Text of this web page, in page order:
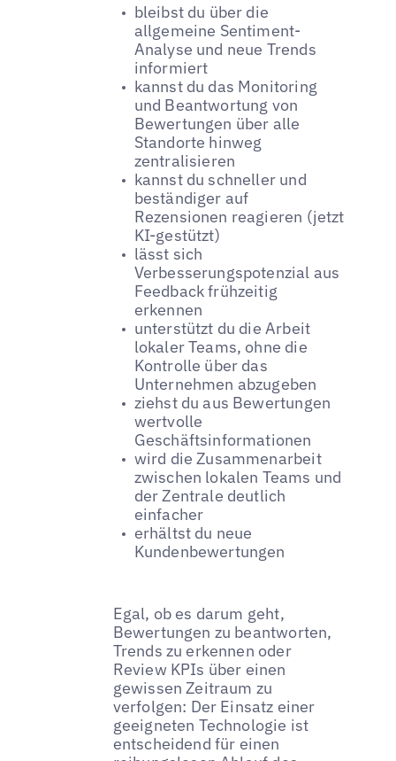
bleibst du über die
allgemeine Sentiment-
Analyse und neue Trends
informiert
kannst du das Monitoring
und Beantwortung von
Bewertungen über alle
Standorte hinweg
zentralisieren
kannst du schneller und
beständiger auf
Rezensionen reagieren (jetzt
KI-gestützt)
lässt sich
Verbesserungspotenzial aus
Feedback frühzeitig
erkennen
unterstützt du die Arbeit
lokaler Teams, ohne die
Kontrolle über das
Unternehmen abzugeben
ziehst du aus Bewertungen
wertvolle
Geschäftsinformationen
wird die Zusammenarbeit
zwischen lokalen Teams und
der Zentrale deutlich
einfacher
erhältst du neue
Kundenbewertungen
Egal, ob es darum geht,
Bewertungen zu beantworten,
Trends zu erkennen oder
Review KPIs über einen
gewissen Zeitraum zu
verfolgen: Der Einsatz einer
geeigneten Technologie ist
entscheidend für einen